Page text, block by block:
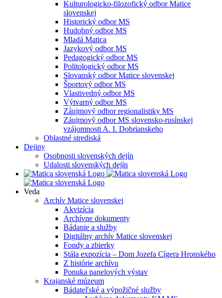
Kulturologicko-filozofický odbor Matice
slovenskej
Historický odbor MS
Hudobný odbor MS
Mladá Matica
Jazykový odbor MS
Pedagogický odbor MS
Politologický odbor MS
Slovanský odbor Matice slovenskej
Športový odbor MS
Vlastivedný odbor MS
Výtvarný odbor MS
Záujmový odbor regionalistiky MS
Záujmový odbor MS slovensko-rusínskej
vzájomnosti A. I. Dobrianskeho
Oblastné strediská
Dejiny
Osobnosti slovenských dejín
Udalosti slovenských dejín
Veda
Archív Matice slovenskej
Akvizícia
Archívne dokumenty
Bádanie a služby
Digitálny archív Matice slovenskej
Fondy a zbierky
Stála expozícia – Dom Jozefa Cígera Hronského
Z histórie archívu
Ponuka panelových výstav
Krajanské múzeum
Bádateľské a výpožičné služby